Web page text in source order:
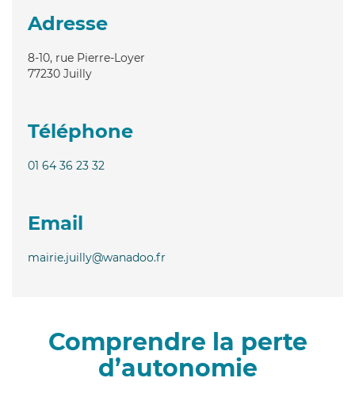
Adresse
8-10, rue Pierre-Loyer
77230 Juilly
Téléphone
01 64 36 23 32
Email
mairie.juilly@wanadoo.fr
Comprendre la perte
d’autonomie